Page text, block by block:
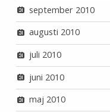
september 2010
augusti 2010
juli 2010
juni 2010
maj 2010